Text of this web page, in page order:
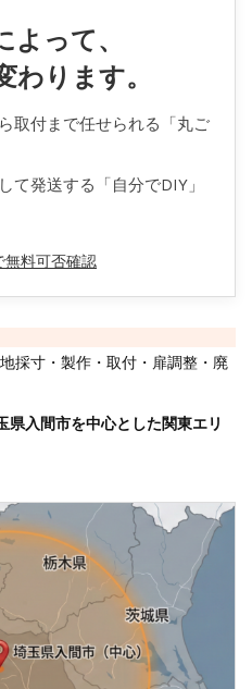
って、
ります。
取付まで任せられる「丸ご
て発送する「自分でDIY」
無料可否確認
採寸・製作・取付・扉調整・廃
県入間市を中心とした関東エリ